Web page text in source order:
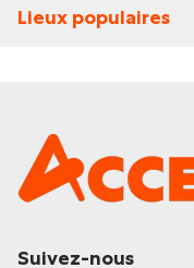
Lieux populaires
Suivez-nous